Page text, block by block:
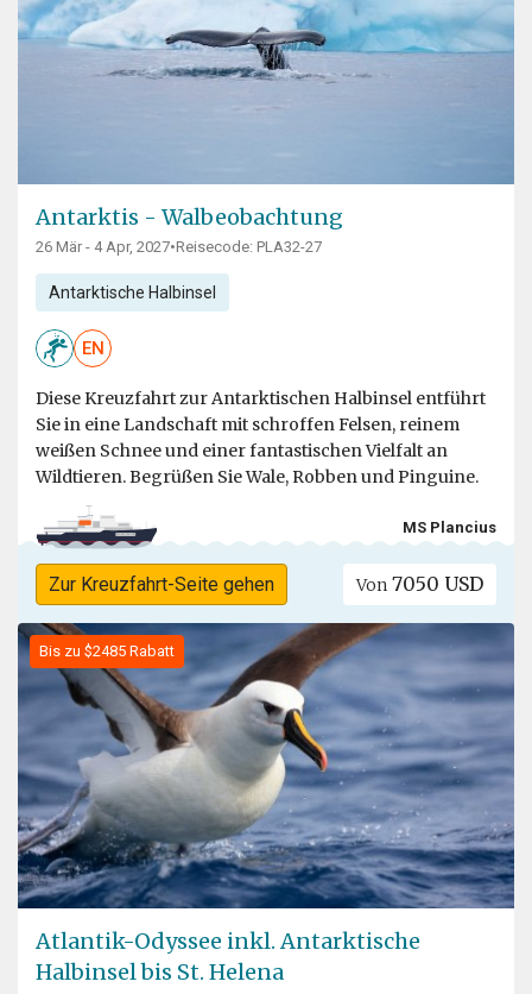
Antarktis - Walbeobachtung
26 Mär - 4 Apr, 2027•Reisecode: PLA32-27
Antarktische Halbinsel
EN
Diese Kreuzfahrt zur Antarktischen Halbinsel entführt
Sie in eine Landschaft mit schroffen Felsen, reinem
weißen Schnee und einer fantastischen Vielfalt an
Wildtieren. Begrüßen Sie Wale, Robben und Pinguine.
MS Plancius
Zur Kreuzfahrt-Seite gehen Von 7050 USD
Bis zu $2485 Rabatt
Atlantik-Odyssee inkl. Antarktische
Halbinsel bis St. Helena